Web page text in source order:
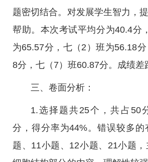
题密切结合。对发展学生智力，
帮助。本次考试平均分为40.4分
为65.57分，七（2）班为56.18
8分，七（7）班60.87分。成绩差
三、卷面分析：
1.选择题共25个，共占50
分，得分率为44%。错误较多
题、11小题、12小题、21小题